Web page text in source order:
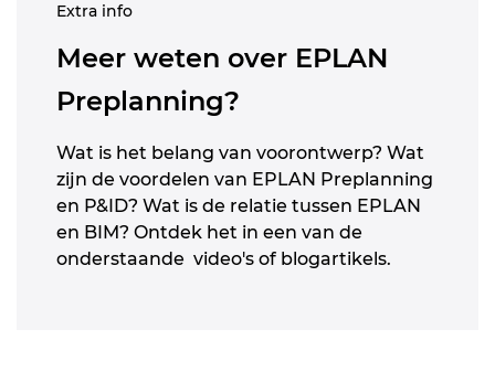
Extra info
Meer weten over EPLAN
Preplanning?
Wat is het belang van voorontwerp? Wat
zijn de voordelen van EPLAN Preplanning
en P&ID? Wat is de relatie tussen EPLAN
en BIM? Ontdek het in een van de
onderstaande video's of blogartikels.